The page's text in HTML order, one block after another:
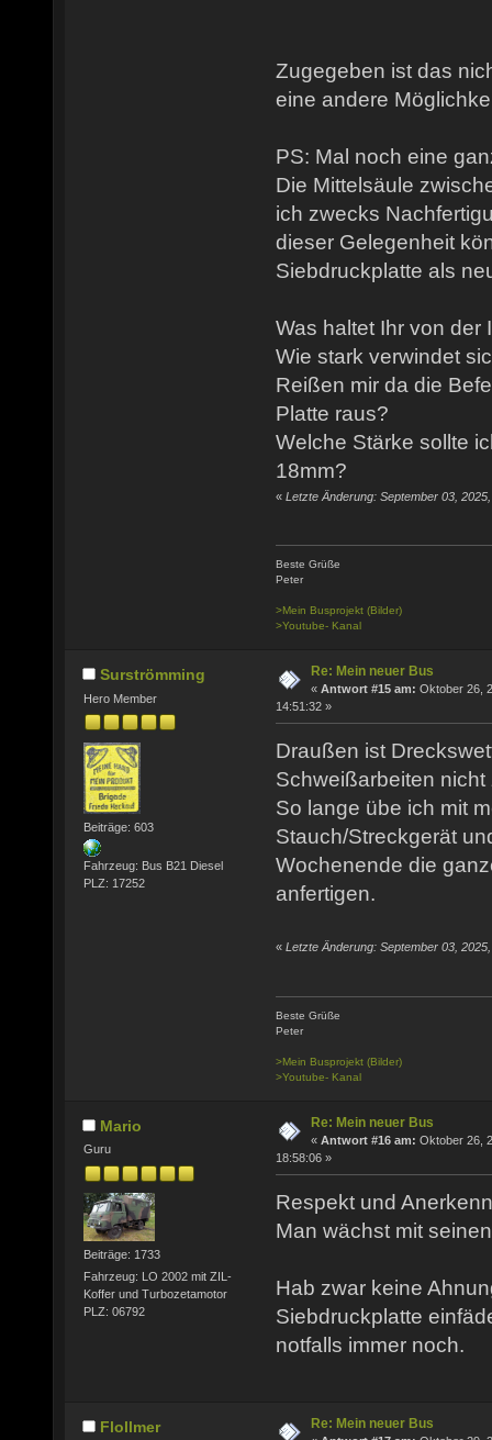
Zugegeben ist das
eine andere
PS: Mal noch eine
Die Mittelsäule
ich zwecks
dieser Gelegenheit
Siebdruckplatte als
Was haltet Ihr von der
Wie stark verwindet
Reißen mir da die
Platte raus?
Welche Stärke sollte
18mm?
« Letzte Änderung: September 03,
Beste Grüße
Peter
>Mein Busprojekt (Bilder)
>Youtube- Kanal
Surströmming
Hero Member
Beiträge: 603
Fahrzeug: Bus B21 Diesel
PLZ: 17252
Re: Mein neuer Bus
« Antwort #15 am: Oktober 26,
14:51:32 »
Draußen ist
Schweißarbeiten
So lange übe ich mit
Stauch/Streckgerät
Wochenende die
anfertigen.
« Letzte Änderung: September 03,
Beste Grüße
Peter
>Mein Busprojekt (Bilder)
>Youtube- Kanal
Mario
Guru
Beiträge: 1733
Fahrzeug: LO 2002 mit ZIL-
Koffer und Turbozetamotor
PLZ: 06792
Re: Mein neuer Bus
« Antwort #16 am: Oktober 26,
18:58:06 »
Respekt und
Man wächst mit
Hab zwar keine
Siebdruckplatte
notfalls immer noch.
Flollmer Re: Mein neuer Bus